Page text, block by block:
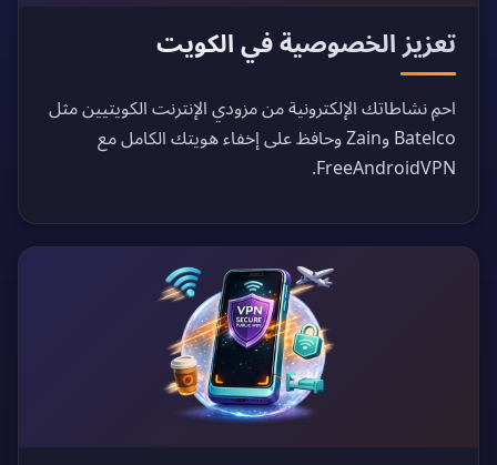
تعزيز الخصوصية في الكويت
احمِ نشاطاتك الإلكترونية من مزودي الإنترنت الكويتيين مثل
Batelco وZain وحافظ على إخفاء هويتك الكامل مع
FreeAndroidVPN.